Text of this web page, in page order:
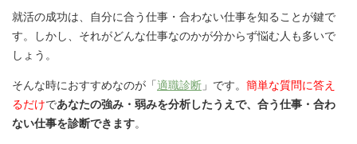
就活の成功は、自分に合う仕事・合わない仕事を知ることが鍵で
す。しかし、それがどんな仕事なのかが分からず悩む人も多いで
しょう。
そんな時におすすめなのが「適職診断 」です。 簡単な質問に答え
るだけであなたの強み・弱みを分析したうえで、合う仕事・合わ
ない仕事を診断できます。